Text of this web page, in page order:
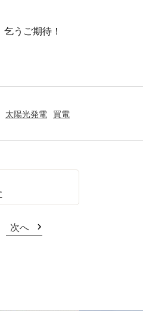
うご期待！
太陽光発電 買電
次へ